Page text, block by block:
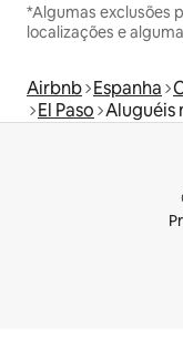
*Algumas exclusões
localizações e
Airbnb Espanha
El Paso Aluguéis